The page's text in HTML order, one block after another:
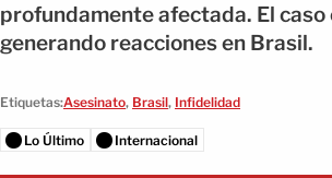
profundamente afectada. El caso
generando reacciones en Brasil.
Etiquetas:Asesinato, Brasil, Infidelidad
Lo Último Internacional